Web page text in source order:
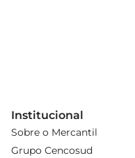
Institucional
Sobre o Mercantil
Grupo Cencosud